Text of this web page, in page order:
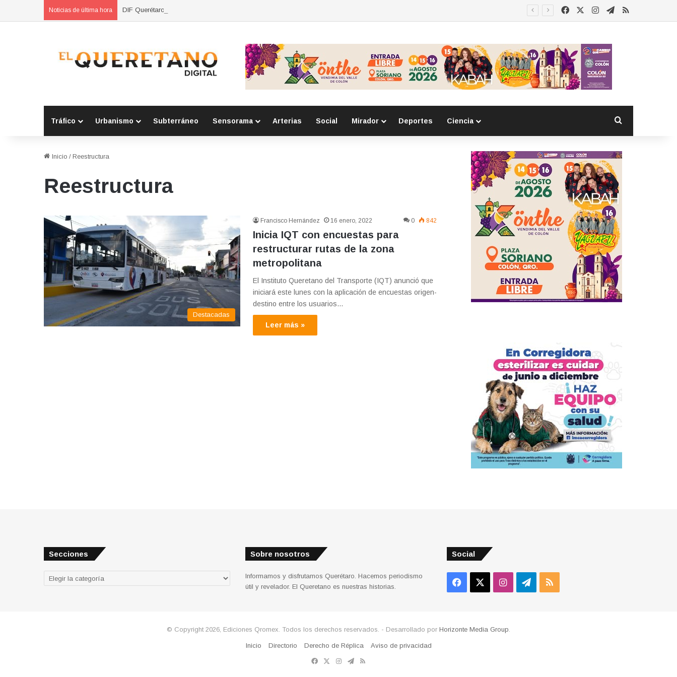
Noticias de última hora DIF Querétaro lleva pláticas sobre respeto a adultos mayores a primarias FacebookInstagram
Telegram
RSS
Tráfico Urbanismo Subterráneo Sensorama Arterias Social Mirador Deportes Ciencia
Inicio / Reestructura
Reestructura
Destacadas
Francisco Hernández 16 enero, 2022 0 842
Inicia IQT con encuestas para
restructurar rutas de la zona
metropolitana
El Instituto Queretano del Transporte (IQT) anunció que
iniciará este lunes con la aplicación de encuestas origen-
destino entre los usuarios…
Leer más »
Secciones
Secciones
Sobre nosotros
Informamos y disfrutamos Querétaro. Hacemos periodismo
útil y revelador. El Queretano es nuestras historias.
Social
Facebook InstagramTelegram
RSS
© Copyright 2026, Ediciones Qromex. Todos los derechos reservados. - Desarrollado por Horizonte Media Group.
Inicio Directorio Derecho de Réplica
Aviso de privacidad
Facebook
X Instagram
Telegram
RSS